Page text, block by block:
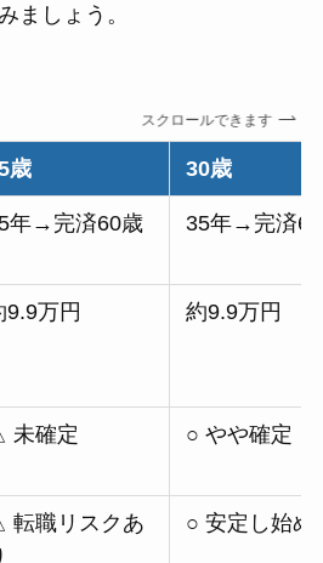
ましょう。
スクロールできます
歳 30歳
年→完済60歳 35年→完済
9.9万円 約9.9万円
未確定 ○ やや確定
転職リスクあ
○ 安定し始め